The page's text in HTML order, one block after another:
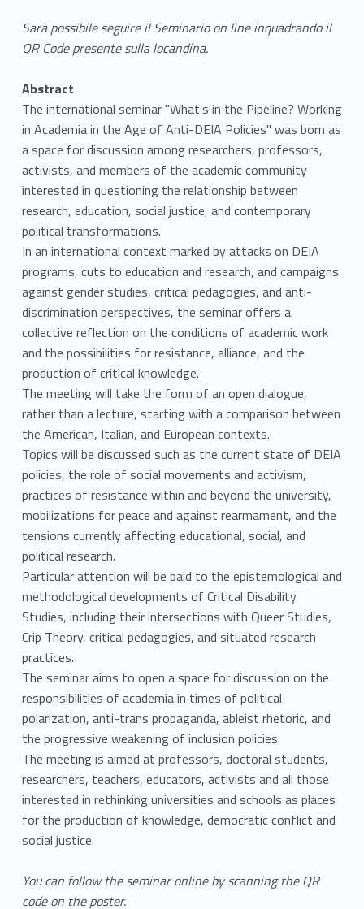
Sarà possibile seguire il Seminario on line inquadrando il
QR Code presente sulla locandina.
Abstract
The international seminar "What's in the Pipeline? Working
in Academia in the Age of Anti-DEIA Policies" was born as
a space for discussion among researchers, professors,
activists, and members of the academic community
interested in questioning the relationship between
research, education, social justice, and contemporary
political transformations.
In an international context marked by attacks on DEIA
programs, cuts to education and research, and campaigns
against gender studies, critical pedagogies, and anti-
discrimination perspectives, the seminar offers a
collective reflection on the conditions of academic work
and the possibilities for resistance, alliance, and the
production of critical knowledge.
The meeting will take the form of an open dialogue,
rather than a lecture, starting with a comparison between
the American, Italian, and European contexts.
Topics will be discussed such as the current state of DEIA
policies, the role of social movements and activism,
practices of resistance within and beyond the university,
mobilizations for peace and against rearmament, and the
tensions currently affecting educational, social, and
political research.
Particular attention will be paid to the epistemological and
methodological developments of Critical Disability
Studies, including their intersections with Queer Studies,
Crip Theory, critical pedagogies, and situated research
practices.
The seminar aims to open a space for discussion on the
responsibilities of academia in times of political
polarization, anti-trans propaganda, ableist rhetoric, and
the progressive weakening of inclusion policies.
The meeting is aimed at professors, doctoral students,
researchers, teachers, educators, activists and all those
interested in rethinking universities and schools as places
for the production of knowledge, democratic conflict and
social justice.
You can follow the seminar online by scanning the QR
code on the poster.